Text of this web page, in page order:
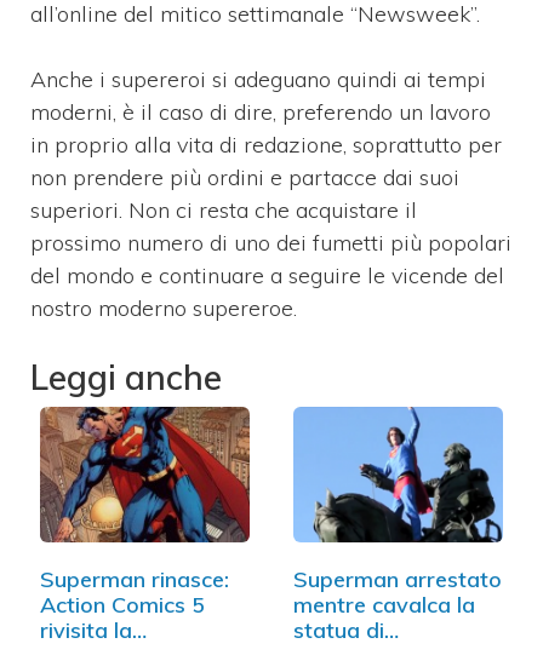
all’online del mitico settimanale “Newsweek”.
Anche i supereroi si adeguano quindi ai tempi
moderni, è il caso di dire, preferendo un lavoro
in proprio alla vita di redazione, soprattutto per
non prendere più ordini e partacce dai suoi
superiori. Non ci resta che acquistare il
prossimo numero di uno dei fumetti più popolari
del mondo e continuare a seguire le vicende del
nostro moderno supereroe.
Leggi anche
Superman rinasce:
Action Comics 5
rivisita la…
Superman arrestato
mentre cavalca la
statua di…